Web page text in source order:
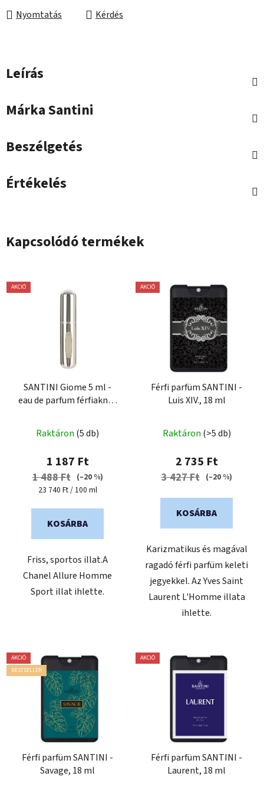
Nyomtatás
Kérdés
Leírás
MárkaSantini
Beszélgetés
Értékelés
Kapcsolódó termékek
AKCIÓ
SANTINI Giome 5 ml -
eau de parfum férfiaknak
Raktáron (5 db)
1 187 Ft
1 488 Ft
(–20 %)
Egységár:
23 740 Ft / 100 ml
KOSÁRBA
Friss, sportos illat.A
Chanel Allure Homme
Sport illat ihlette.
AKCIÓ
Férfi parfüm SANTINI -
Luis XIV., 18 ml
Raktáron (>5 db)
2 735 Ft
3 427 Ft (–20 %)
KOSÁRBA
Karizmatikus és magával
ragadó férfi parfüm keleti
jegyekkel. Az Yves Saint
Laurent L'Homme illata
ihlette.
AKCIÓ
BESTSELLER
Férfi parfüm SANTINI -
Savage, 18 ml
AKCIÓ
Férfi parfüm SANTINI -
Laurent, 18 ml